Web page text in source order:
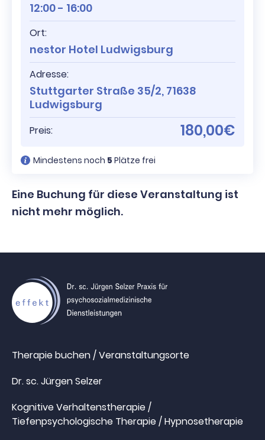
12:00 - 16:00
Ort:
nestor Hotel Ludwigsburg
Adresse:
Stuttgarter Straße 35/2, 71638
Ludwigsburg
Preis: 180,00€
Mindestens noch 5 Plätze frei
Eine Buchung für diese Veranstaltung ist
nicht mehr möglich.
Therapie buchen / Veranstaltungsorte
Dr. sc. Jürgen Selzer
Kognitive Verhaltenstherapie /
Tiefenpsychologische Therapie / Hypnosetherapie